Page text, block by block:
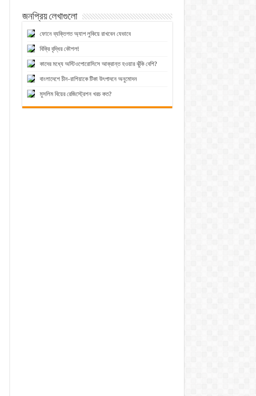
জনপ্রিয় লেখাগুলো
ফোনে ব্যক্তিগত অ্যাপ লুকিয়ে রাখবেন যেভাবে
বিক্রি বৃদ্ধির কৌশল!
কাদের মধ্যে অস্টিওপোরোসিসে আক্রান্ত হওয়ার ঝুঁকি বেশি?
বাংলাদেশে চীন-রাশিয়াকে টিকা উৎপাদনে অনুমোদন
মুসলিম বিয়ের রেজিস্ট্রেশন খরচ কত?